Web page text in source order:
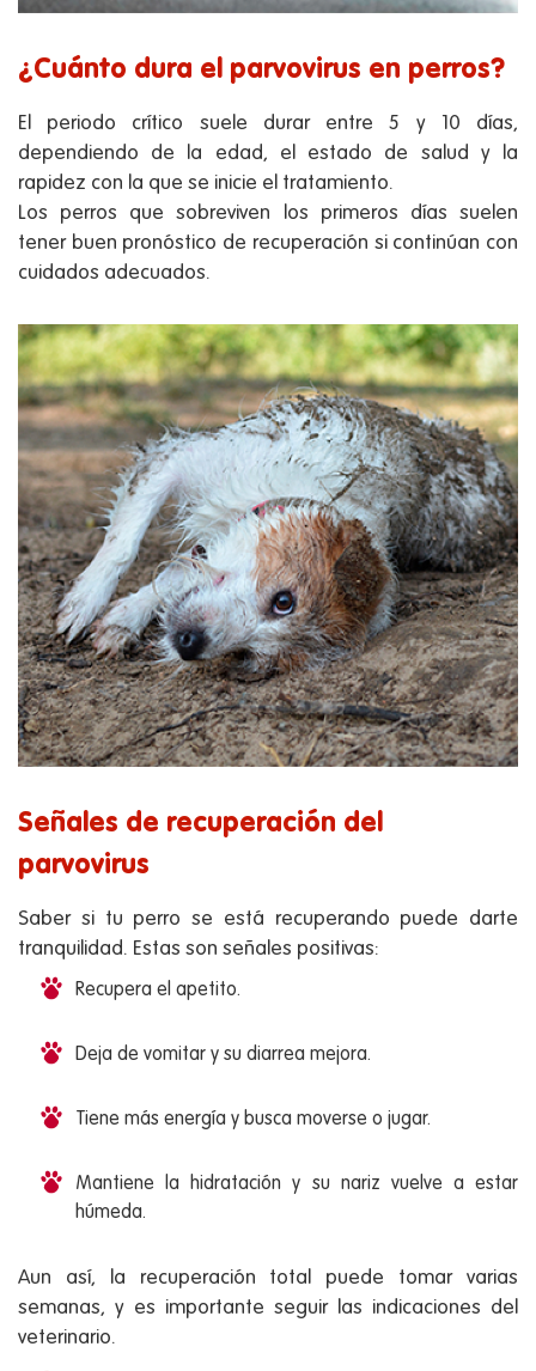
¿Cuánto dura el parvovirus en perros?
El periodo crítico suele durar entre 5 y 10 días,
dependiendo de la edad, el estado de salud y la
rapidez con la que se inicie el tratamiento.
Los perros que sobreviven los primeros días suelen
tener buen pronóstico de recuperación si continúan con
cuidados adecuados.
Señales de recuperación del
parvovirus
Saber si tu perro se está recuperando puede darte
tranquilidad. Estas son señales positivas:
Recupera el apetito.
Deja de vomitar y su diarrea mejora.
Tiene más energía y busca moverse o jugar.
Mantiene la hidratación y su nariz vuelve a estar
húmeda.
Aun así, la recuperación total puede tomar varias
semanas, y es importante seguir las indicaciones del
veterinario.